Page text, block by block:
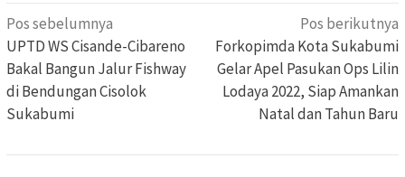
Navigasi
pos
Pos sebelumnya
UPTD WS Cisande-Cibareno
Bakal Bangun Jalur Fishway
di Bendungan Cisolok
Sukabumi
Pos berikutnya
Forkopimda Kota Sukabumi
Gelar Apel Pasukan Ops Lilin
Lodaya 2022, Siap Amankan
Natal dan Tahun Baru